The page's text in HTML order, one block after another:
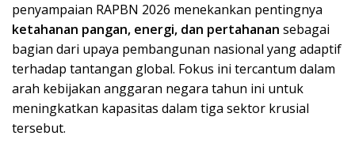
penyampaian RAPBN 2026 menekankan pentingnya
ketahanan pangan, energi, dan pertahanan sebagai
bagian dari upaya pembangunan nasional yang adaptif
terhadap tantangan global. Fokus ini tercantum dalam
arah kebijakan anggaran negara tahun ini untuk
meningkatkan kapasitas dalam tiga sektor krusial
tersebut.